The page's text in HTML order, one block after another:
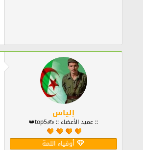
إلياس
:: عميد الأعضاء :: ✍️top5👑
أوفياء اللمة